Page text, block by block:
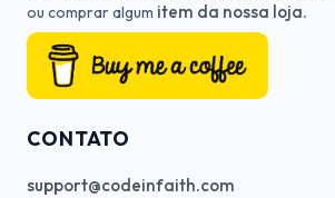
ou comprar algum item da nossa loja.
CONTATO
support@codeinfaith.com